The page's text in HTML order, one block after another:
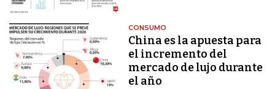
CONSUMO
China es la apuesta para
el incremento del
mercado de lujo durante
el año